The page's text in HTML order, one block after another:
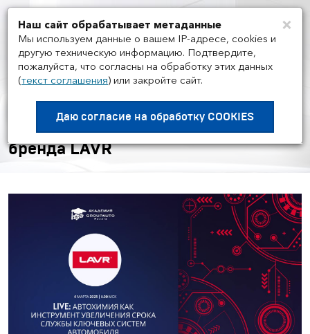
НОВОСТИ ГРУППЫ И РЫНКА
Воркшоп Академии
GROUPAUTO с представителем
бренда LAVR
×
Наш сайт обрабатывает метаданные
Мы используем данные о вашем IP-адресе, cookies и
другую техническую информацию. Подтвердите,
пожалуйста, что согласны на обработку этих данных
(текст соглашения) или закройте сайт.
Даю согласие на обработку COOKIES